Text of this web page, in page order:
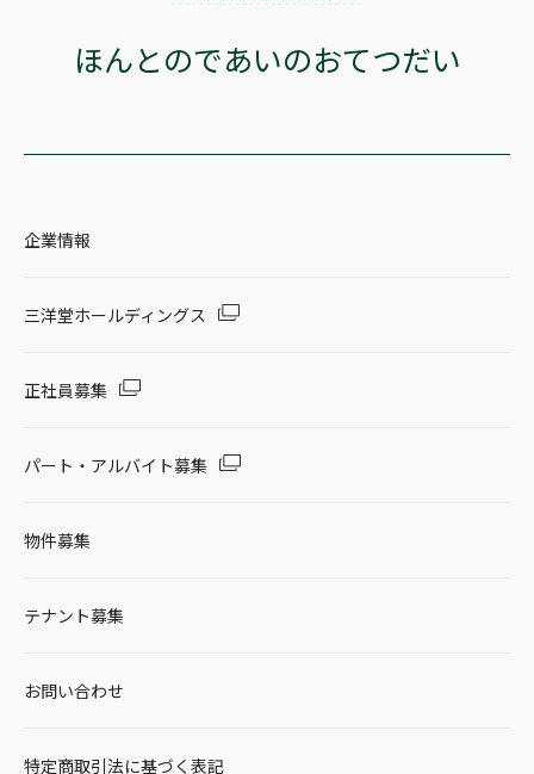
ほんとのであいのおてつだい
企業情報
三洋堂ホールディングス
正社員募集
パート・アルバイト募集
物件募集
テナント募集
お問い合わせ
特定商取引法に基づく表記